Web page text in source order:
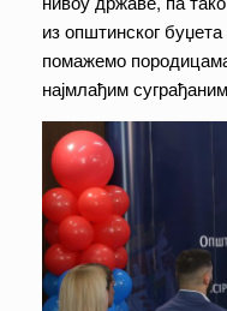
из општинског
помажемо
најмлађим